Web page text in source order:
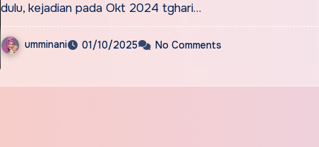
dulu, kejadian pada Okt 2024 tghari…
umminani 01/10/2025 No Comments